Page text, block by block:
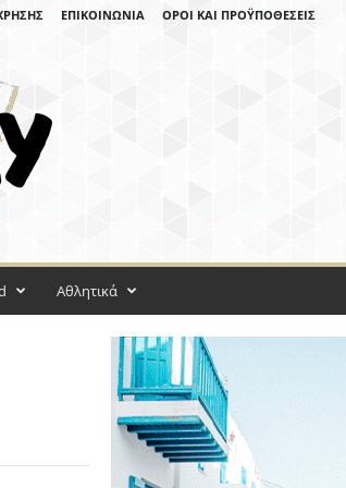
ΕΠΙΚΟΙΝΩΝΊΑ ΌΡΟΙ ΚΑΙ ΠΡΟΫΠΟΘΈΣΕΙΣ
Αθλητικά